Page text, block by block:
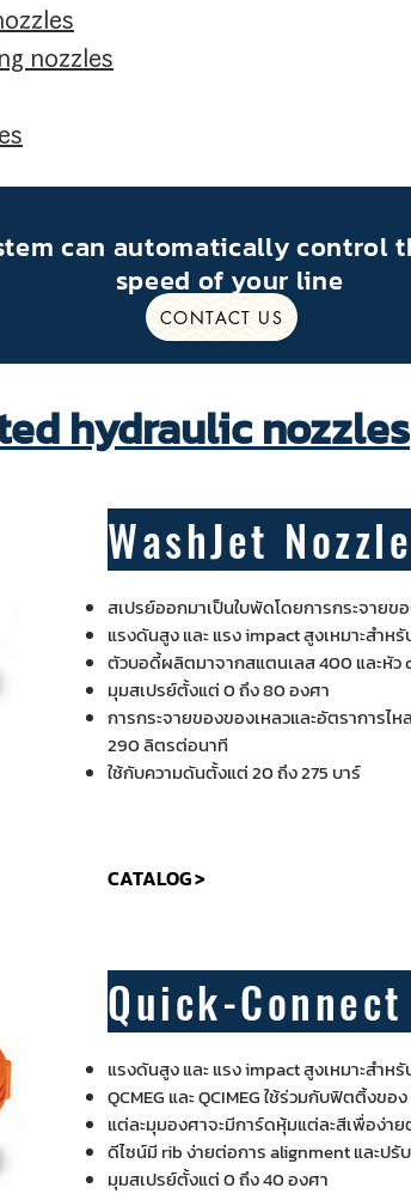
nozzles
can automatically control
speed of your line
CONTACT US
hydraulic nozzles
WashJet Nozzle
สเปรย์ออกมาเป็นใบพัดโดยการกระจาย
แรงดันสูง และ แรง impact สูงเหมาะสำห
ตัวบอดี้ผลิตมาจากสแตนเลส 400 และหัว
มุมสเปรย์ตั้งแต่ 0 ถึง 80 องศา
การกระจายของของเหลวและอัตราการไ
290 ลิตรต่อนาที
ใช้กับความดันตั้งแต่ 20 ถึง 275 บาร์
CATALOG >
Quick-Connect
แรงดันสูง และ แรง impact สูงเหมาะสำห
QCMEG และ QCIMEG ใช้ร่วมกับฟิตติ้งขอ
แต่ละมุมองศาจะมีการ์ดหุ้มแต่ละสีเพื่อง่า
ดีไซน์มี rib ง่ายต่อการ alignment และปรั
มุมสเปรย์ตั้งแต่ 0 ถึง 40 องศา